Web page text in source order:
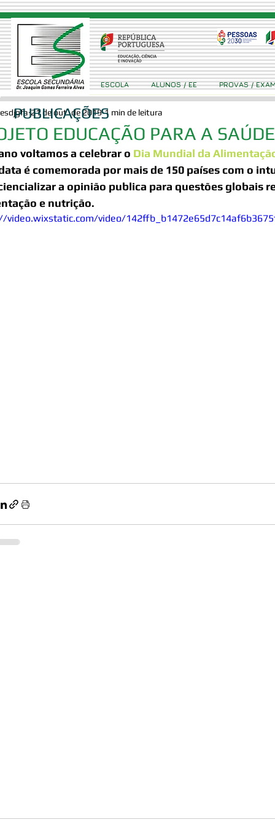
EDUCAÇÃO PARA A SAÚDE
esdjgfa 21 de out. de 2019 1 min de leitura
voltamos a celebrar o Dia Mundial da
é comemorada por mais de 150 países com o
a opinião publica para questões globais
e nutrição.
video.wixstatic.com/video/
PUBLICAÇÕES
ESCOLA ALUNOS / EE PROVAS /